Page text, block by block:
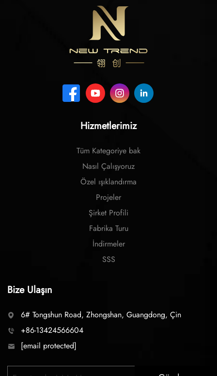
Hizmetlerimiz
Tüm Kategoriye bak
Nasıl Çalışyoruz
Özel ışıklandırma
Projeler
Şirket Profili
Fabrika Turu
İndirmeler
SSS
Bize Ulaşın
6# Tongshun Road, Zhongshan, Guangdong, Çin
+86-13424566604
[email protected]